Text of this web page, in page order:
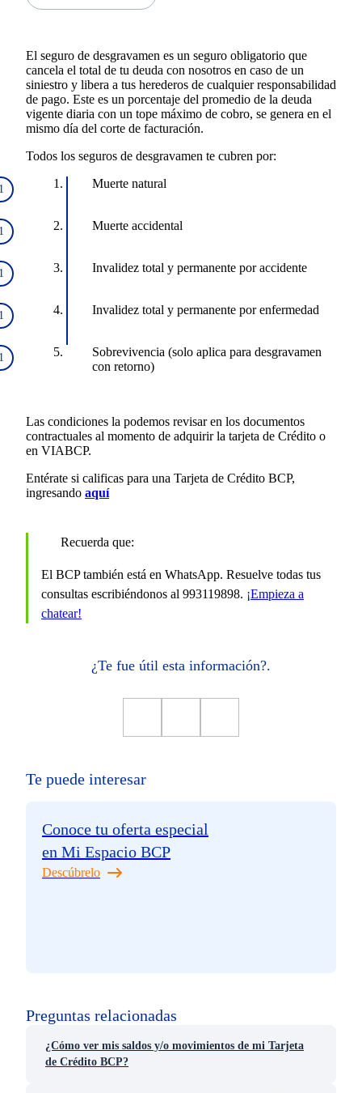
El seguro de desgravamen es un seguro obligatorio que
cancela el total de tu deuda con nosotros en caso de un
siniestro y libera a tus herederos de cualquier responsabilidad
de pago. Este es un porcentaje del promedio de la deuda
vigente diaria con un tope máximo de cobro, se genera en el
mismo día del corte de facturación.
Todos los seguros de desgravamen te cubren por:
Muerte natural
Muerte accidental
Invalidez total y permanente por accidente
Invalidez total y permanente por enfermedad
Sobrevivencia (solo aplica para desgravamen
con retorno)
Las condiciones la podemos revisar en los documentos
contractuales al momento de adquirir la tarjeta de Crédito o
en VIABCP.
Entérate si calificas para una Tarjeta de Crédito BCP,
ingresando aquí
Recuerda que:
El BCP también está en WhatsApp. Resuelve todas tus
consultas escribiéndonos al 993119898. ¡Empieza a
chatear!
¿Te fue útil esta información?.
Preguntas relacionadas
¿Cómo ver mis saldos y/o movimientos de mi Tarjeta
de Crédito BCP?
Te puede interesar
Conoce tu oferta especial
en Mi Espacio BCP
Descúbrelo